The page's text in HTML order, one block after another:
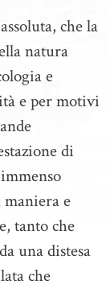
che la
natura
e
e per motivi
di
e
tanto che
una distesa
che